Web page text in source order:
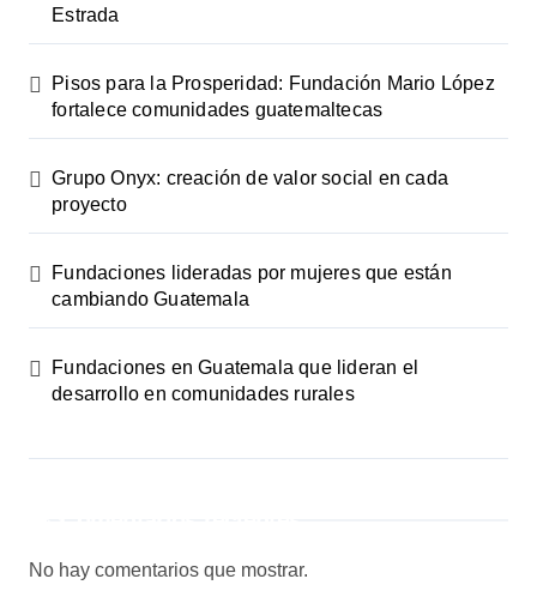
Estrada
Pisos para la Prosperidad: Fundación Mario López
fortalece comunidades guatemaltecas
Grupo Onyx: creación de valor social en cada
proyecto
Fundaciones lideradas por mujeres que están
cambiando Guatemala
Fundaciones en Guatemala que lideran el
desarrollo en comunidades rurales
No hay comentarios que mostrar.